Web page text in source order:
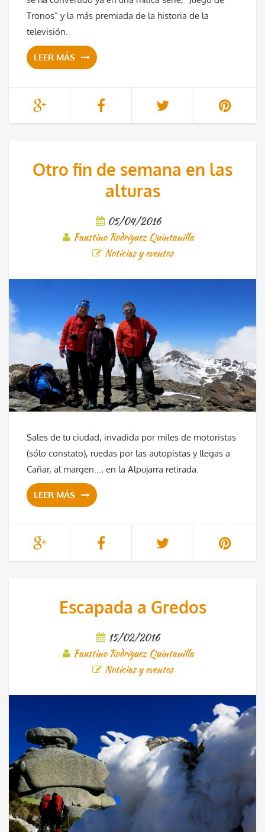
Tronos” y la más premiada de la historia de la
televisión.
LEER MÁS
Otro fin de semana en las
alturas
05/04/2016
Faustino Rodríguez Quintanilla
Noticias y eventos
Sales de tu ciudad, invadida por miles de motoristas
(sólo constato), ruedas por las autopistas y llegas a
Cañar, al margen..., en la Alpujarra retirada.
LEER MÁS
Escapada a Gredos
15/02/2016
Faustino Rodríguez Quintanilla
Noticias y eventos